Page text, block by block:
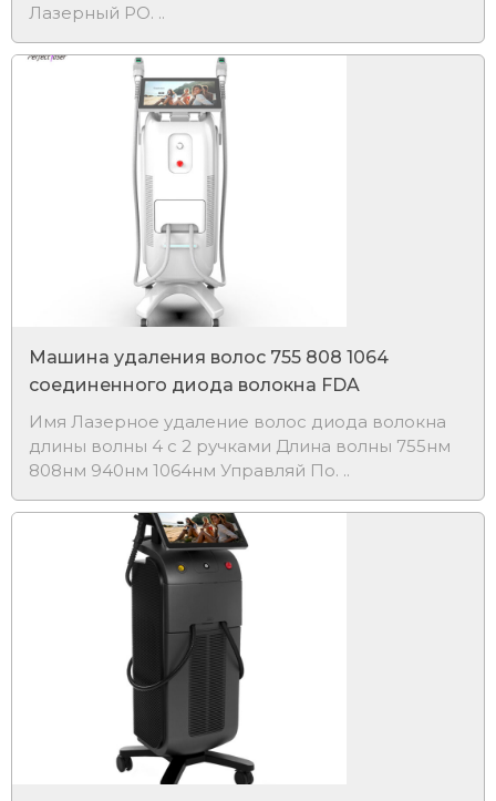
Лазерный PO. ..
Машина удаления волос 755 808 1064
соединенного диода волокна FDA
Имя Лазерное удаление волос диода волокна
длины волны 4 с 2 ручками Длина волны 755нм
808нм 940нм 1064нм Управляй По. ..